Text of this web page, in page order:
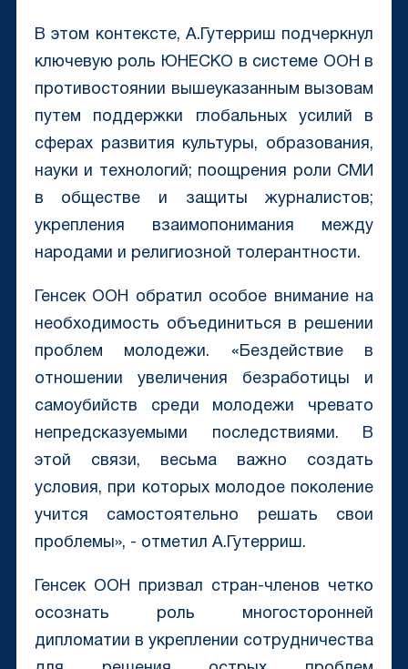
В этом контексте, А.Гутерриш подчеркнул
ключевую роль ЮНЕСКО в системе ООН в
противостоянии вышеуказанным вызовам
путем поддержки глобальных усилий в
сферах развития культуры, образования,
науки и технологий; поощрения роли СМИ
в обществе и защиты журналистов;
укрепления взаимопонимания между
народами и религиозной толерантности.
Генсек ООН обратил особое внимание на
необходимость объединиться в решении
проблем молодежи. «Бездействие в
отношении увеличения безработицы и
самоубийств среди молодежи чревато
непредсказуемыми последствиями. В
этой связи, весьма важно создать
условия, при которых молодое поколение
учится самостоятельно решать свои
проблемы», - отметил А.Гутерриш.
Генсек ООН призвал стран-членов четко
осознать роль многосторонней
дипломатии в укреплении сотрудничества